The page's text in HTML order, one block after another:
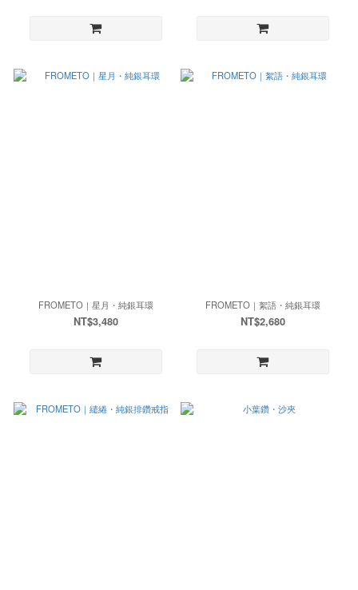
FROMETO｜星月・純銀耳環
NT$3,480
FROMETO｜絮語・純銀耳環
NT$2,680